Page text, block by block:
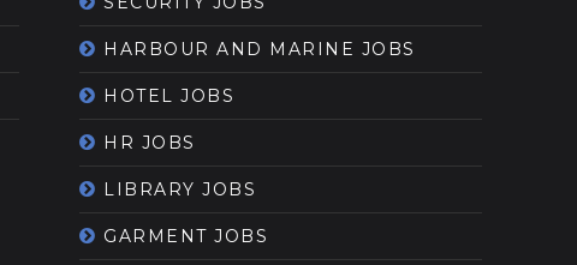
HARBOUR AND MARINE JOBS
HOTEL JOBS
HR JOBS
LIBRARY JOBS
GARMENT JOBS